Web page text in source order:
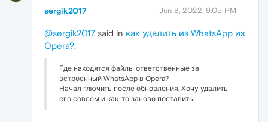
sergik2017 Jun 8, 2022, 9:05 PM
@sergik2017 said in как удалить из WhatsApp из
Opera?:
Где находятся файлы ответственные за
встроенный WhatsApp в Opera?
Начал глючить после обновления. Хочу удалить
его совсем и как-то заново поставить.